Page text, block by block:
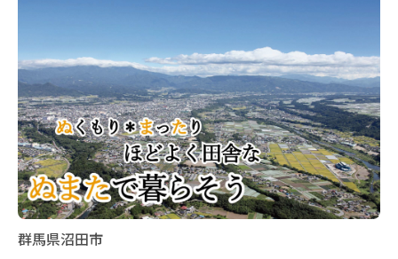
群馬県沼田市